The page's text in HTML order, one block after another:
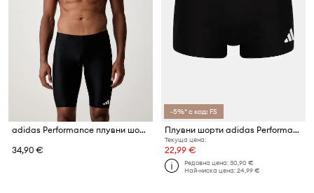
adidas Performance плувни шорти мъжки Essentials
34,90 €
-5%* с код: FS
Плувни шорти adidas Performance
Текуща цена:
22,99 €
Редовна цена:30,90 €
Най-ниска цена:24,99 €